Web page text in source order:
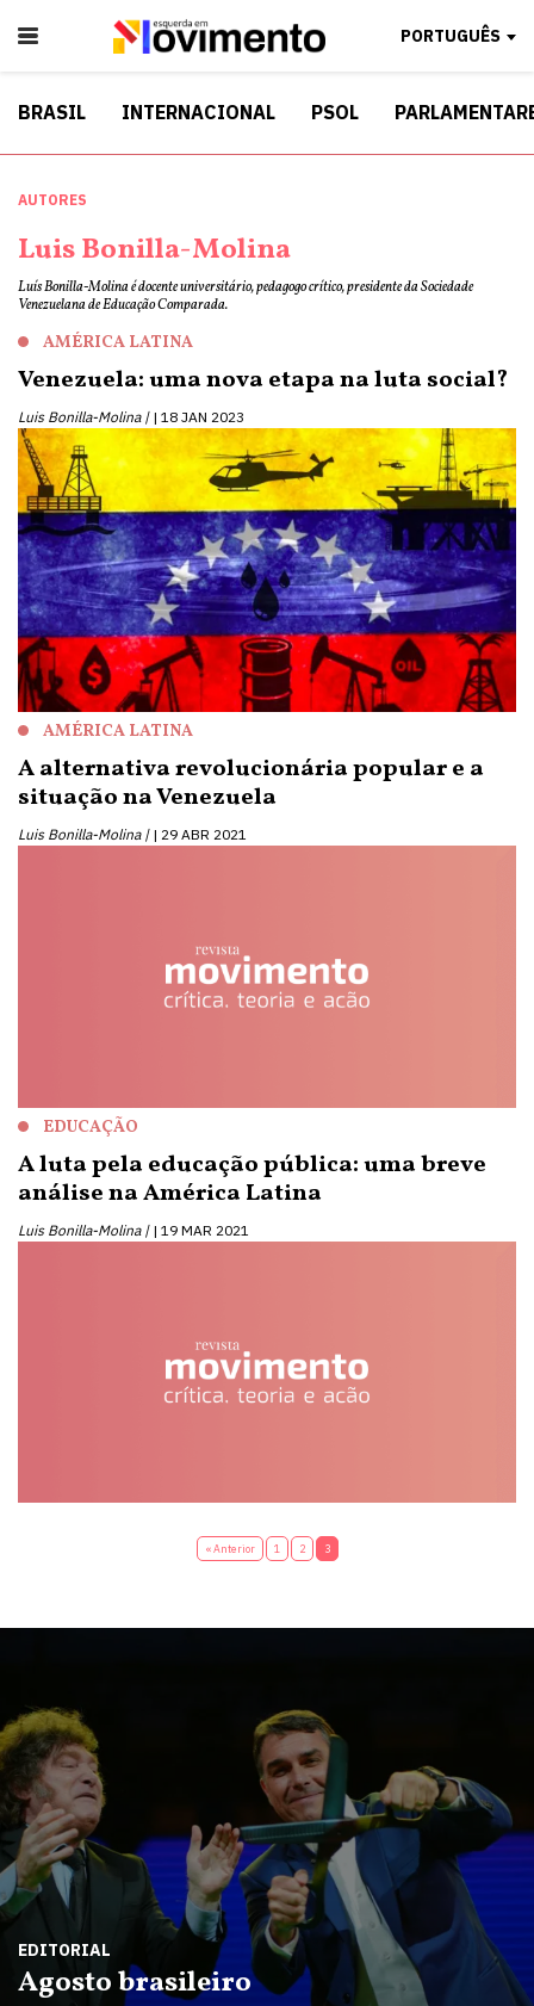
PORTUGUÊS
BRASIL INTERNACIONAL PSOL
AUTORES
Luis Bonilla-Molina
Luís Bonilla-Molina é docente universitário, pedagogo crítico, presidente da Sociedade
Venezuelana de Educação Comparada.
AMÉRICA LATINA
Venezuela: uma nova etapa na luta social?
Luis Bonilla-Molina | 18 JAN 2023
AMÉRICA LATINA
A alternativa revolucionária popular e a
situação na Venezuela
Luis Bonilla-Molina | 29 ABR 2021
EDUCAÇÃO
A luta pela educação pública: uma breve
análise na América Latina
Luis Bonilla-Molina | 19 MAR 2021
« Anterior 1 2 3
EDITORIAL
Agosto brasileiro